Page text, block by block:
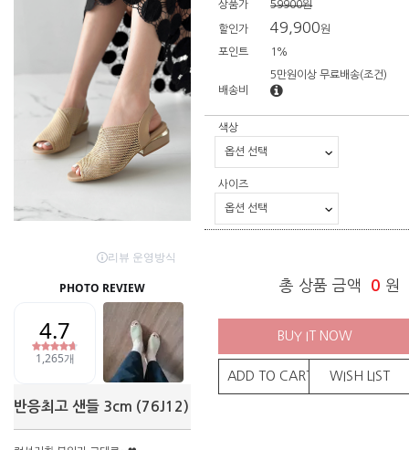
반응최고 샌들 3cm (76J12)
상품가 59900원
할인가 49,900원
포인트 1%
배송비
5만원이상 무료배송(조건)
색상
사이즈
총 상품 금액 0 원
BUY IT NOW
ADD TO CART WISH LIST